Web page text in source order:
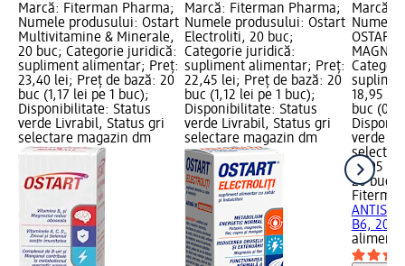
Marcă: Fiterman Pharma;
Numele produsului: Ostart
Multivitamine & Minerale,
20 buc; Categorie juridică:
supliment alimentar; Preț:
23,40 lei; Preț de bază: 20
buc (1,17 lei pe 1 buc);
Disponibilitate: Status
verde Livrabil, Status gri
selectare magazin dm
Marcă: Fiterman Pharma;
Numele produsului: Ostart
Electroliti, 20 buc;
Categorie juridică:
supliment alimentar; Preț:
22,45 lei; Preț de bază: 20
buc (1,12 lei pe 1 buc);
Disponibilitate: Status
verde Livrabil, Status gri
selectare magazin dm
Marcă:
Numele
OSTART
18,95
buc
verde
18,95 lei
20 buc
B6, 20